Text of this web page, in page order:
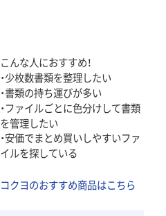
こんな人におすすめ！
・少枚数書類を整理したい
・書類の持ち運びが多い
・ファイルごとに色分けして書類
を管理したい
・安価でまとめ買いしやすいファ
イルを探している
コクヨのおすすめ商品はこちら